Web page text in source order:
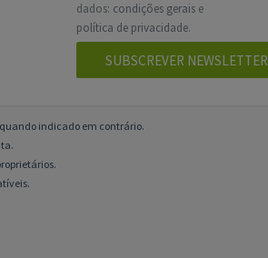
dados: condições geraise
política de privacidade.
SUBSCREVER NEWSLETTER
indicado em contrário.